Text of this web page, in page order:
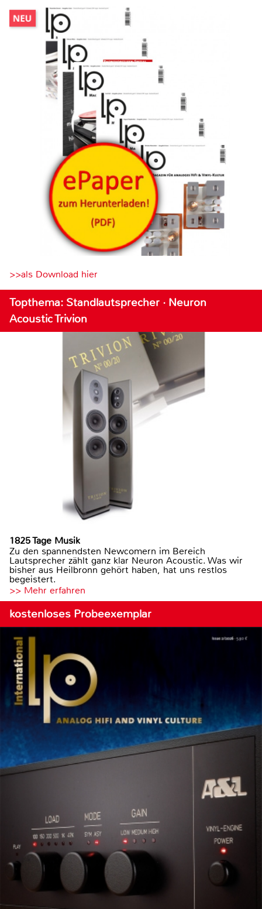
>>als Download hier
Topthema: Standlautsprecher · Neuron
Acoustic Trivion
1825 Tage Musik
Zu den spannendsten Newcomern im Bereich
Lautsprecher zählt ganz klar Neuron Acoustic. Was wir
bisher aus Heilbronn gehört haben, hat uns restlos
begeistert.
>> Mehr erfahren
kostenloses Probeexemplar